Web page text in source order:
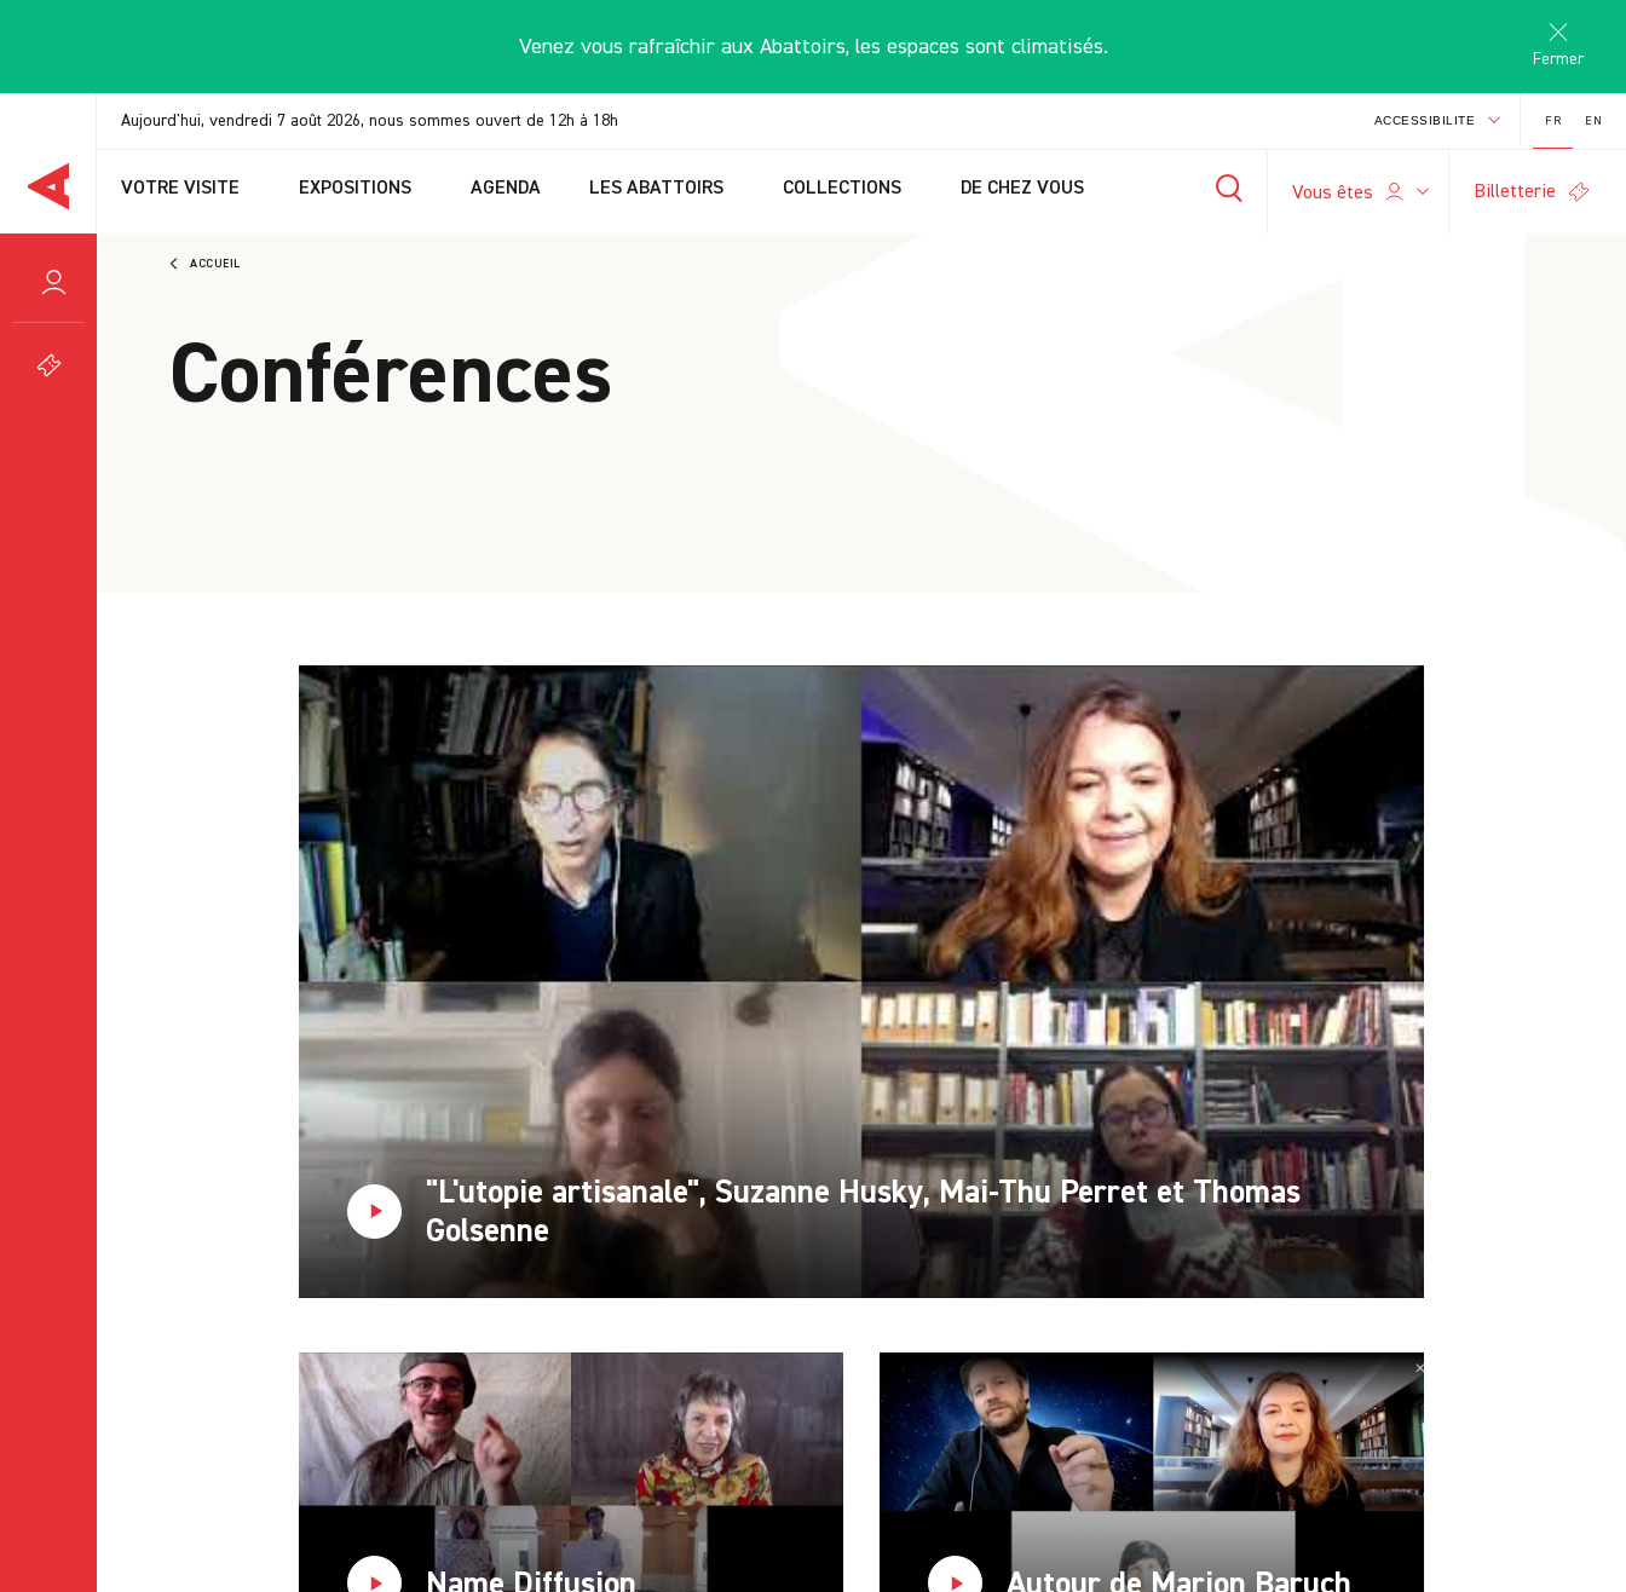
Venez vous rafraîchir aux Abattoirs, les espaces sont climatisés. Fermer
Aujourd'hui, vendredi 7 août 2026, nous sommes ouvert de 12h à 18h ACCESSIBILITE
- +
FR EN
VOTRE VISITE EXPOSITIONS AGENDA LES ABATTOIRS COLLECTIONS DE CHEZ VOUS Vous êtes Billetterie
ACCUEIL
Conférences
"L'utopie artisanale", Suzanne Husky, Mai-Thu Perret et Thomas
Golsenne
Name Diffusion Autour de Marion Baruch